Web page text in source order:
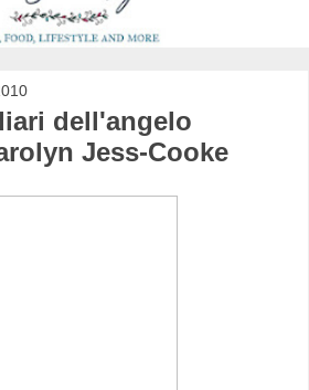
dell'angelo
Jess-Cooke